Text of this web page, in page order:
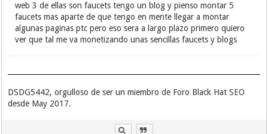
web 3 de ellas son faucets tengo un blog y pienso montar 5
faucets mas aparte de que tengo en mente llegar a montar
algunas paginas ptc pero eso sera a largo plazo primero quiero
ver que tal me va monetizando unas sencillas faucets y blogs
DSDG5442, orgulloso de ser un miembro de Foro Black Hat SEO
desde May 2017.